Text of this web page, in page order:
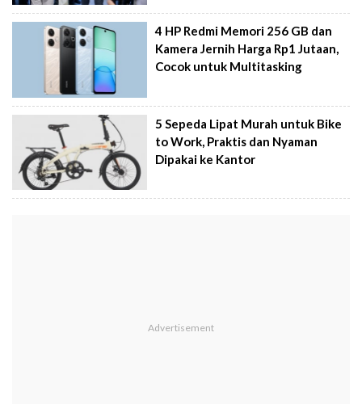
4 HP Redmi Memori 256 GB dan
Kamera Jernih Harga Rp1 Jutaan,
Cocok untuk Multitasking
5 Sepeda Lipat Murah untuk Bike
to Work, Praktis dan Nyaman
Dipakai ke Kantor